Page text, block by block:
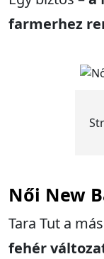
farmerhez
Női New
Tara Tut a
fehér